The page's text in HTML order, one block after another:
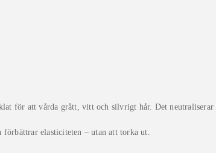
för att vårda grått, vitt och silvrigt hår. Det neutraliserar
förbättrar elasticiteten – utan att torka ut.